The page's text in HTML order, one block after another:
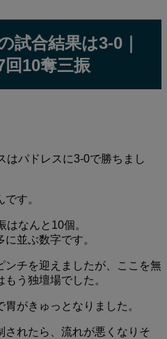
試合結果は3-0｜
10奪三振
はパドレスに3-0で勝ちまし
す。
なんと10個。
並ぶ数字です。
ンチを迎えましたが、ここを無
う独壇場でした。
がきゅっとなりました。
されたら、流れが悪くなりそ